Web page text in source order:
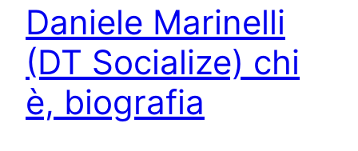
Daniele Marinelli
(DT Socialize) chi
è, biografia